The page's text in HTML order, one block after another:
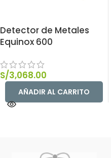
Detector de Metales
Equinox 600
S/3,068.00
AÑADIR AL CARRITO